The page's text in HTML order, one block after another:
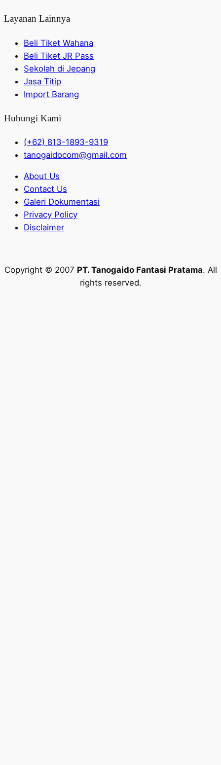
Layanan Lainnya
Beli Tiket Wahana
Beli Tiket JR Pass
Sekolah di Jepang
Jasa Titip
Import Barang
Hubungi Kami
(+62) 813-1893-9319
tanogaidocom@gmail.com
About Us
Contact Us
Galeri Dokumentasi
Privacy Policy
Disclaimer
Copyright © 2007 PT. Tanogaido Fantasi Pratama. All
rights reserved.